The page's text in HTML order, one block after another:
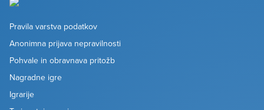
Pravila varstva podatkov
Anonimna prijava nepravilnosti
Pohvale in obravnava pritožb
Nagradne igre
Igrarije